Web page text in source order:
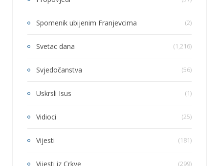
Spomenik ubijenim Franjevcima (2)
Svetac dana (1,216)
Svjedočanstva (56)
Uskrsli Isus (1)
Vidioci (25)
Vijesti (181)
Vijesti iz Crkve (299)